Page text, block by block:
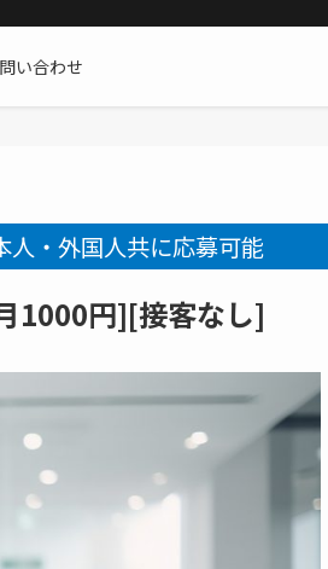
い合わせ
人・外国人共に応募可能
1000円][接客なし]